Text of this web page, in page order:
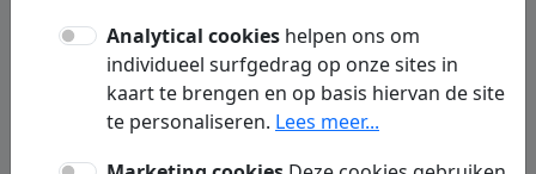
Welke advertentiemogelijkheden
bieden jullie aan?
Analytical cookies helpen ons om
individueel surfgedrag op onze sites in
kaart te brengen en op basis hiervan de site
te personaliseren. Lees meer...